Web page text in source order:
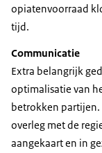
opiatenvoorraad
tijd.
Communicatie
Extra belangrijk
optimalisatie van
betrokken partijen.
overleg met de
aangekaart en in